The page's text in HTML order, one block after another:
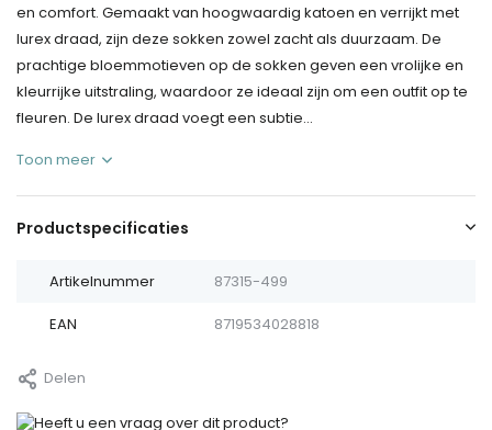
en comfort. Gemaakt van hoogwaardig katoen en verrijkt met
lurex draad, zijn deze sokken zowel zacht als duurzaam. De
prachtige bloemmotieven op de sokken geven een vrolijke en
kleurrijke uitstraling, waardoor ze ideaal zijn om een outfit op te
fleuren. De lurex draad voegt een subtie...
Toon meer
Productspecificaties
Artikelnummer 87315-499
EAN 8719534028818
Delen